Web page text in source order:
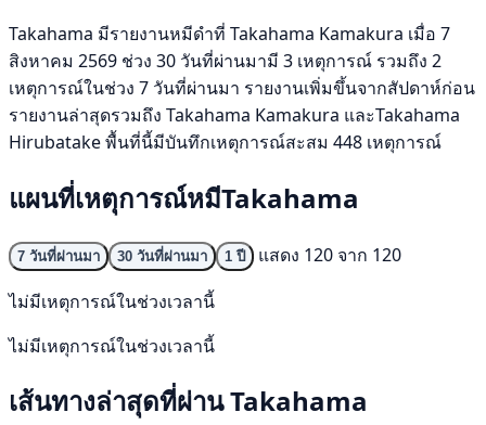
Takahama มีรายงานหมีดำที่ Takahama Kamakura เมื่อ 7
สิงหาคม 2569 ช่วง 30 วันที่ผ่านมามี 3 เหตุการณ์ รวมถึง 2
เหตุการณ์ในช่วง 7 วันที่ผ่านมา รายงานเพิ่มขึ้นจากสัปดาห์ก่อน
รายงานล่าสุดรวมถึง Takahama Kamakura และTakahama
Hirubatake พื้นที่นี้มีบันทึกเหตุการณ์สะสม 448 เหตุการณ์
แผนที่เหตุการณ์หมีTakahama
7 วันที่ผ่านมา 30 วันที่ผ่านมา 1 ปี
แสดง 120 จาก 120
ไม่มีเหตุการณ์ในช่วงเวลานี้
ไม่มีเหตุการณ์ในช่วงเวลานี้
เส้นทางล่าสุดที่ผ่าน Takahama